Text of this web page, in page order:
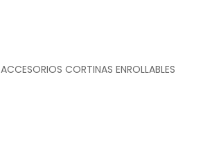
ACCESORIOS CORTINAS ENROLLABLES